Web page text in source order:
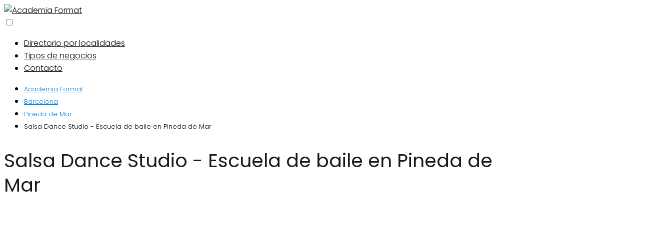
Directorio por localidades
Tipos de negocios
Contacto
Academia Format
Barcelona
Pineda de Mar
Salsa Dance Studio - Escuela de baile en Pineda de Mar
Salsa Dance Studio - Escuela de baile en Pineda de
Mar